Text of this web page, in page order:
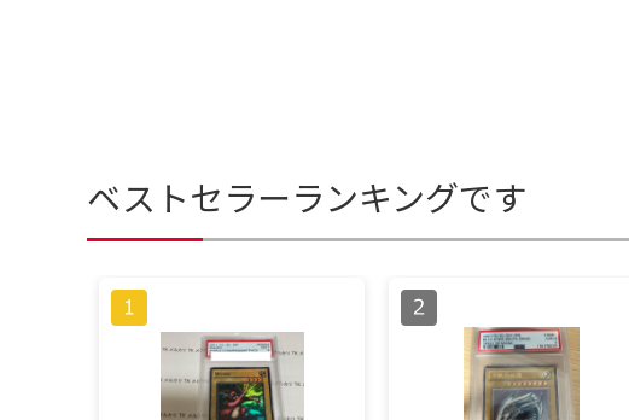
ベストセラーランキングです